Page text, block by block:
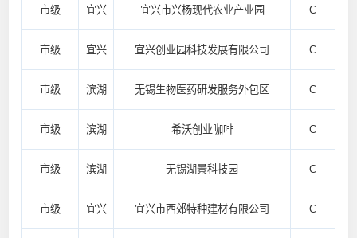
市级 宜兴 宜兴市兴杨现代农业产业园 C
市级 宜兴 宜兴创业园科技发展有限公司 C
市级 滨湖 无锡生物医药研发服务外包区 C
市级 滨湖 希沃创业咖啡 C
市级 滨湖 无锡湖景科技园 C
市级 宜兴 宜兴市西郊特种建材有限公司 C